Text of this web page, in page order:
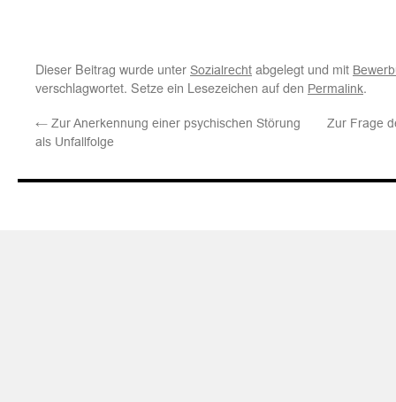
Dieser Beitrag wurde unter Sozialrecht abgelegt und mit
verschlagwortet. Setze ein Lesezeichen auf den Permalink.
← Zur Anerkennung einer psychischen Störung
als Unfallfolge
Zur Frage